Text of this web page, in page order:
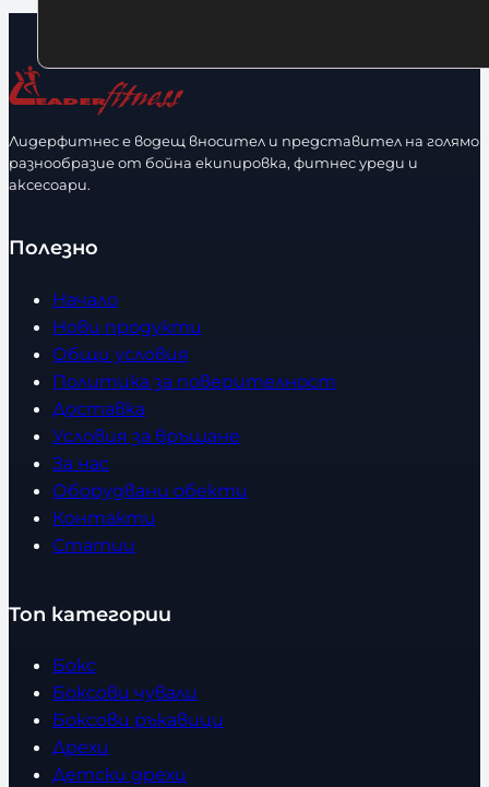
Лидерфитнес е водещ вносител и представител на голямо
разнообразие от бойна екипировка, фитнес уреди и
аксесоари.
Полезно
Начало
Нови продукти
Общи условия
Политика за поверителност
Доставка
Условия за връщане
За нас
Оборудвани обекти
Контакти
Статии
Топ категории
Бокс
Боксови чували
Боксови ръкавици
Дрехи
Детски дрехи